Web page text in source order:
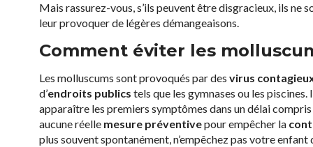
Mais rassurez-vous, s’ils peuvent être disgracieux, ils ne
leur provoquer de légères démangeaisons.
Comment éviter les
Les molluscums sont provoqués par des virus
d’endroits publics tels que les gymnases ou les
apparaître les premiers symptômes dans un délai
aucune réelle mesure préventivepour empêcher la
plus souvent spontanément, n’empêchez pas votre